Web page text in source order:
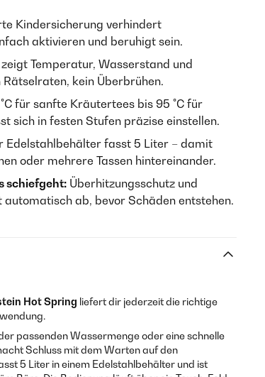
Kindersicherung verhindert
aktivieren und beruhigt sein.
Temperatur, Wasserstand und
kein Überbrühen.
für sanfte Kräutertees bis 95 °C für
sich in festen Stufen präzise einstellen.
Edelstahlbehälter fasst 5 Liter – damit
oder mehrere Tassen hintereinander.
schiefgeht: Überhitzungsschutz und
ab, bevor Schäden entstehen.
Hot Spring liefert dir jederzeit die richtige
passenden Wassermenge oder eine schnelle
Schluss mit dem Warten auf den
5 Liter in einem Edelstahlbehälter und ist